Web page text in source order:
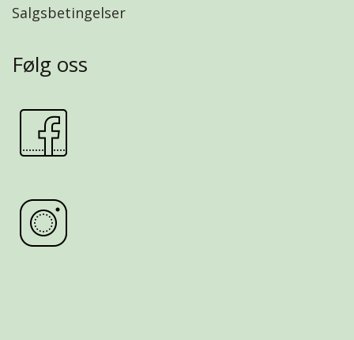
Salgsbetingelser
Følg oss